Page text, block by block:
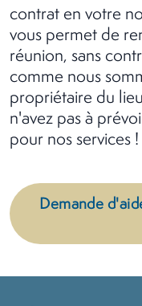
contrat en votre
vous permet de
réunion, sans
comme nous
propriétaire du
n'avez pas à
pour nos services !
Demande